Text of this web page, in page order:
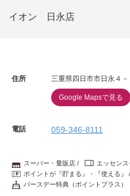
イオン 日永店
住所 三重県四日市市日永４－
Google Mapsで見る
電話 059-346-8111
スーパー・量販店
エッセンス
ポイントが『貯まる』・『使える』
バースデー特典（ポイントプラス）